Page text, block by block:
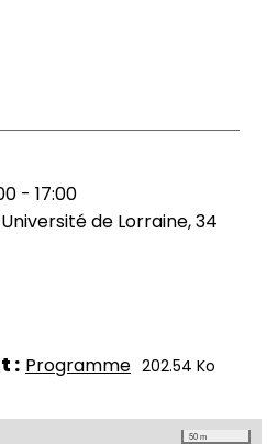
- 17:00
de Lorraine, 34
Programme 202.54 Ko
50 m